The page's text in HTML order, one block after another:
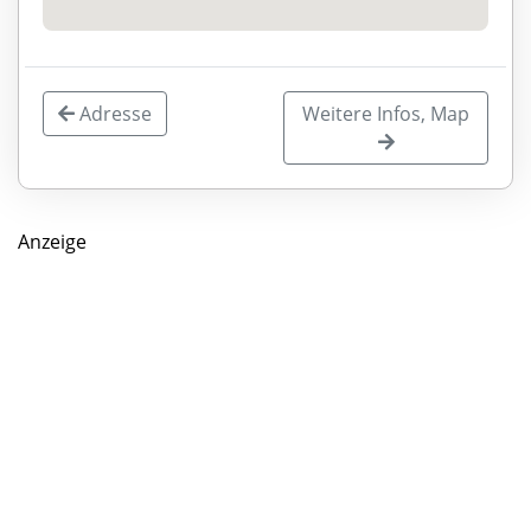
Adresse Weitere Infos, Map
Anzeige